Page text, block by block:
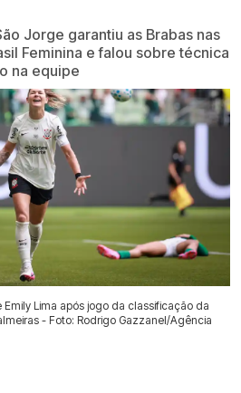
Jorge garantiu as Brabas nas
Feminina e falou sobre técnica
na equipe
Lima após jogo da classificação da
- Foto: Rodrigo Gazzanel/Agência